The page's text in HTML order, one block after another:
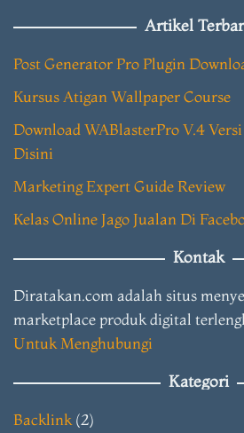
Artikel
Post Generator Pro Plugin
Kursus Atigan Wallpaper Course
Download WABlasterPro V.4
Disini
Marketing Expert Guide Review
Kelas Online Jago Jualan Di
Kontak
Diratakan.com adalah situs
marketplace produk digital
Untuk Menghubungi
Kategori
Backlink (2)